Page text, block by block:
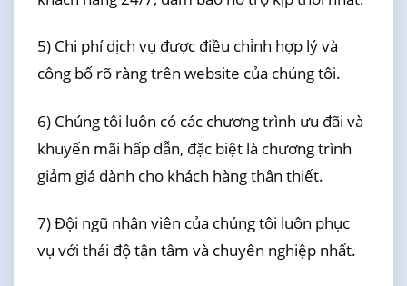
5) Chi phí dịch vụ được điều chỉnh hợp lý và
công bố rõ ràng trên website của chúng tôi.
6) Chúng tôi luôn có các chương trình ưu đãi và
khuyến mãi hấp dẫn, đặc biệt là chương trình
giảm giá dành cho khách hàng thân thiết.
7) Đội ngũ nhân viên của chúng tôi luôn phục
vụ với thái độ tận tâm và chuyên nghiệp nhất.